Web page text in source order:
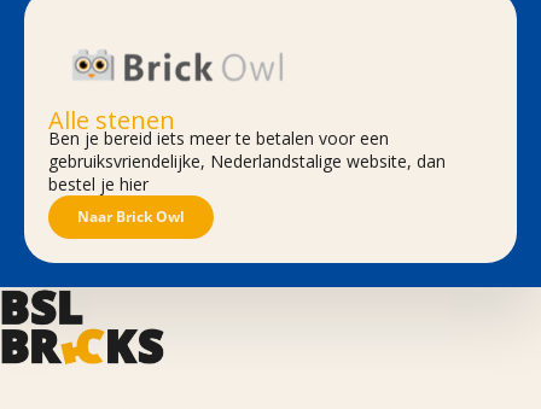
Alle stenen
Ben je bereid iets meer te betalen voor een
gebruiksvriendelijke, Nederlandstalige website, dan
bestel je hier
Naar Brick Owl